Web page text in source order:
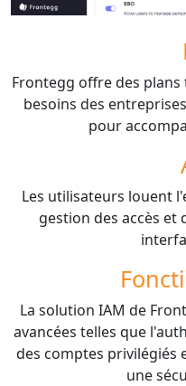
Frontegg offre des
besoins des
pour
Les utilisateurs louent
gestion des accès et
La solution IAM de
avancées telles que
des comptes privilégiés
une